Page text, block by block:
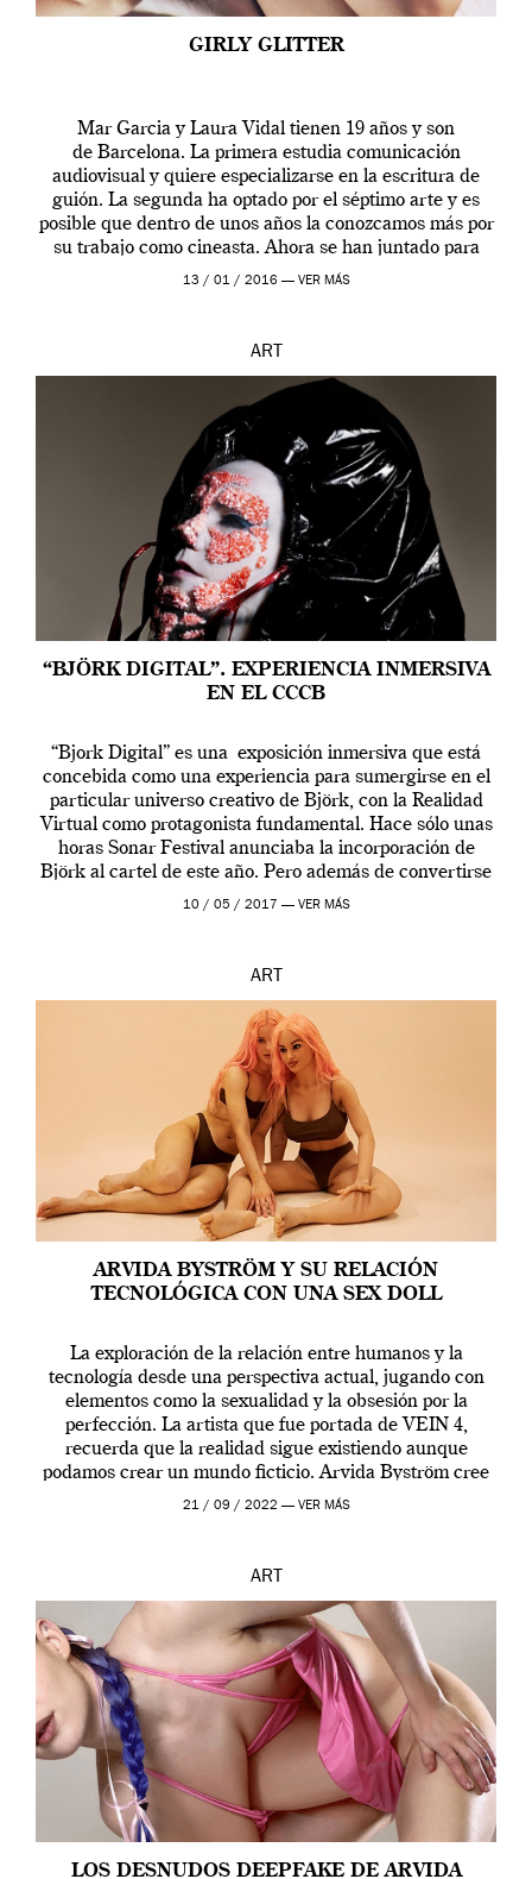
GIRLY GLITTER
Mar Garcia y Laura Vidal tienen 19 años y son
de Barcelona. La primera estudia comunicación
audiovisual y quiere especializarse en la escritura de
guión. La segunda ha optado por el séptimo arte y es
posible que dentro de unos años la conozcamos más por
su trabajo como cineasta. Ahora se han juntado para
contarnos una […]
13 / 01 / 2016 — VER MÁS
ART
“BJÖRK DIGITAL”. EXPERIENCIA INMERSIVA
EN EL CCCB
“Bjork Digital” es una exposición inmersiva que está
concebida como una experiencia para sumergirse en el
particular universo creativo de Björk, con la Realidad
Virtual como protagonista fundamental. Hace sólo unas
horas Sonar Festival anunciaba la incorporación de
Björk al cartel de este año. Pero además de convertirse
en una de las actuaciones más relevantes […]
10 / 05 / 2017 — VER MÁS
ART
ARVIDA BYSTRÖM Y SU RELACIÓN
TECNOLÓGICA CON UNA SEX DOLL
La exploración de la relación entre humanos y la
tecnología desde una perspectiva actual, jugando con
elementos como la sexualidad y la obsesión por la
perfección. La artista que fue portada de VEIN 4,
recuerda que la realidad sigue existiendo aunque
podamos crear un mundo ficticio. Arvida Byström cree
que los humanos tienen un complejo […]
21 / 09 / 2022 — VER MÁS
ART
LOS DESNUDOS DEEPFAKE DE ARVIDA